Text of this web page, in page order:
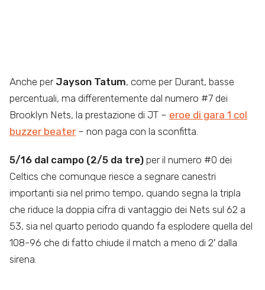
Anche per Jayson Tatum, come per Durant, basse
percentuali, ma differentemente dal numero #7 dei
Brooklyn Nets, la prestazione di JT – eroe di gara 1 col
buzzer beater – non paga con la sconfitta.
5/16 dal campo (2/5 da tre) per il numero #0 dei
Celtics che comunque riesce a segnare canestri
importanti sia nel primo tempo, quando segna la tripla
che riduce la doppia cifra di vantaggio dei Nets sul 62 a
53, sia nel quarto periodo quando fa esplodere quella del
108-96 che di fatto chiude il match a meno di 2′ dalla
sirena.